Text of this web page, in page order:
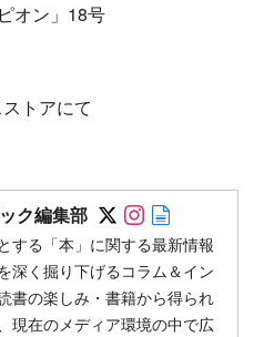
オン」18号
トアにて
ク編集部 Follow on
Follow on
する「本」に関する最新情報
深く掘り下げるコラム＆イン
書の楽しみ・書籍から得られ
現在のメディア環境の中で広